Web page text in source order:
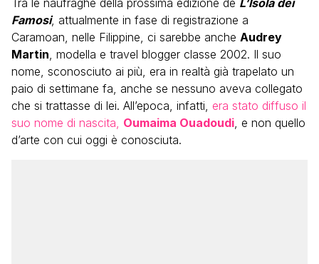
Tra le naufraghe della prossima edizione de L’Isola dei
Famosi, attualmente in fase di registrazione a
Caramoan, nelle Filippine, ci sarebbe anche Audrey
Martin, modella e travel blogger classe 2002. Il suo
nome, sconosciuto ai più, era in realtà già trapelato un
paio di settimane fa, anche se nessuno aveva collegato
che si trattasse di lei. All’epoca, infatti, era stato diffuso il
suo nome di nascita, Oumaima Ouadoudi, e non quello
d’arte con cui oggi è conosciuta.